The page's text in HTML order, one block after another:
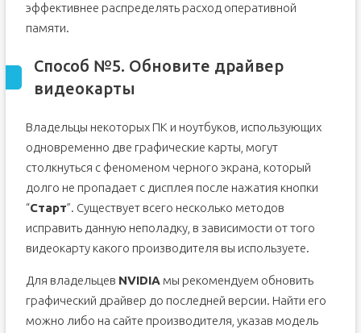
эффективнее распределять расход оперативной
памяти.
Способ №5. Обновите драйвер
видеокарты
Владельцы некоторых ПК и ноутбуков, использующих
одновременно две графические карты, могут
столкнуться с феноменом черного экрана, который
долго не пропадает с дисплея после нажатия кнопки
“Старт”. Существует всего несколько методов
исправить данную неполадку, в зависимости от того
видеокарту какого производителя вы используете.
Для владельцев NVIDIA мы рекомендуем обновить
графический драйвер до последней версии. Найти его
можно либо на сайте производителя, указав модель